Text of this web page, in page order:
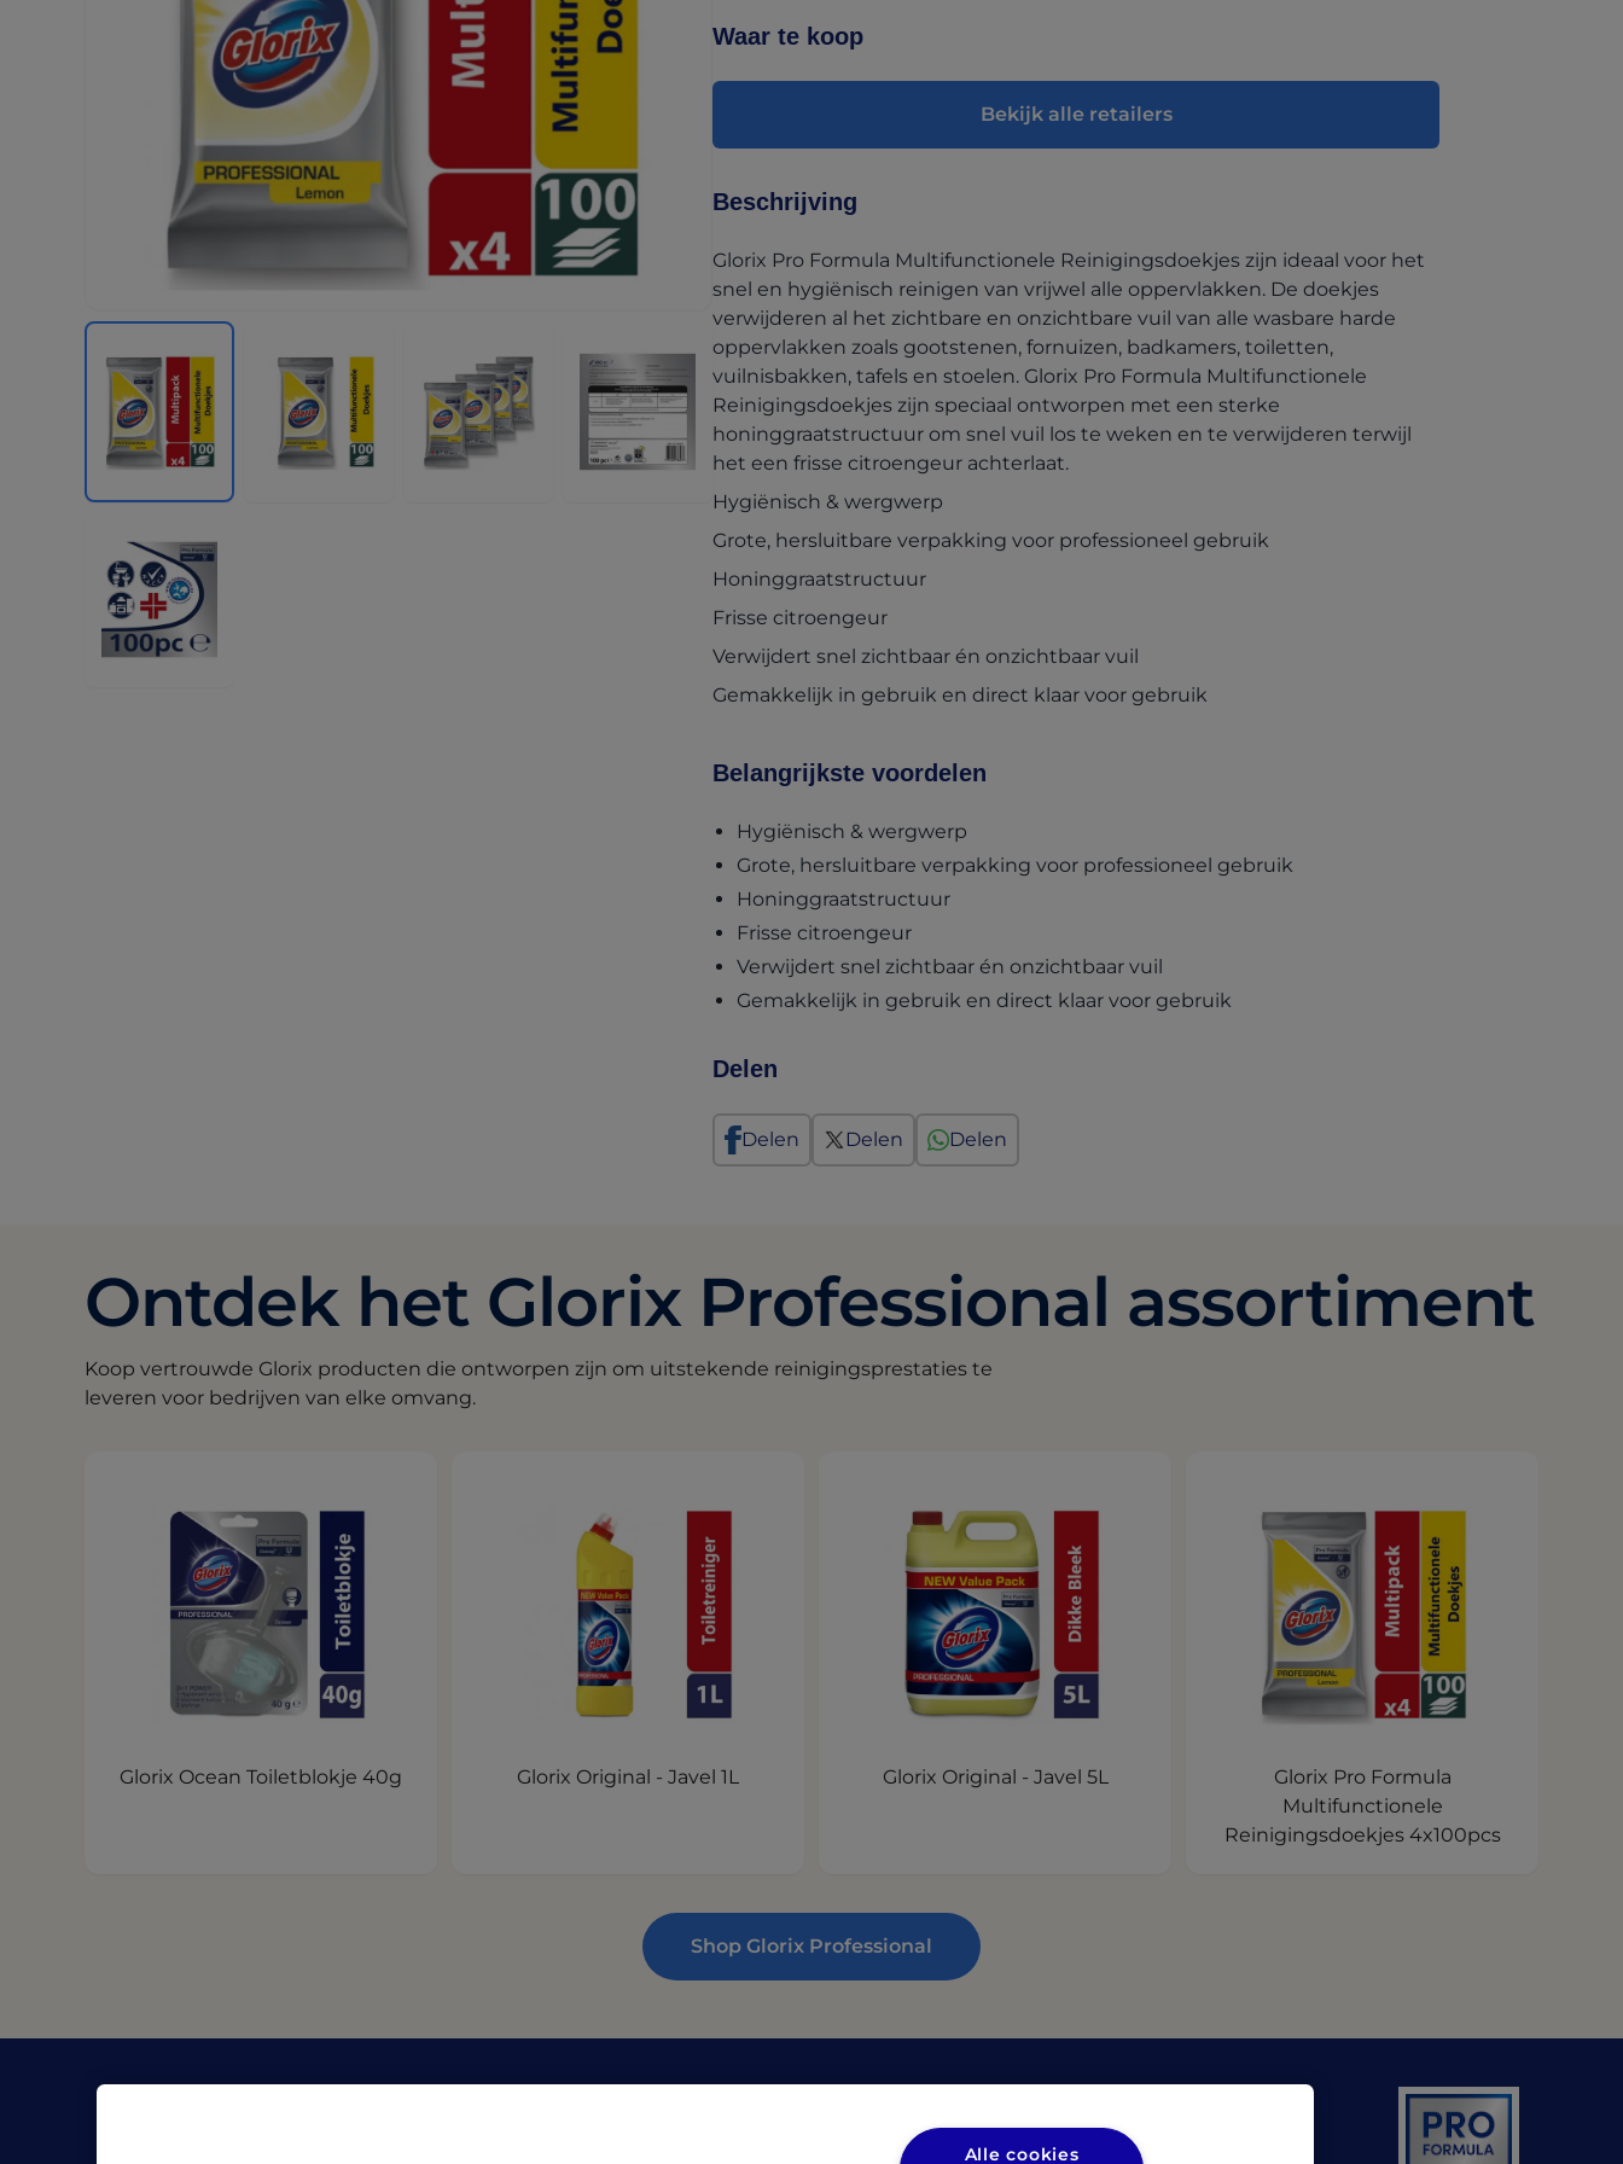
Waar te koop
Bekijk alle retailers
Beschrijving
Glorix Pro Formula Multifunctionele Reinigingsdoekjes zijn ideaal voor het
snel en hygiënisch reinigen van vrijwel alle oppervlakken. De doekjes
verwijderen al het zichtbare en onzichtbare vuil van alle wasbare harde
oppervlakken zoals gootstenen, fornuizen, badkamers, toiletten,
vuilnisbakken, tafels en stoelen. Glorix Pro Formula Multifunctionele
Reinigingsdoekjes zijn speciaal ontworpen met een sterke
honinggraatstructuur om snel vuil los te weken en te verwijderen terwijl
het een frisse citroengeur achterlaat.
Hygiënisch & wergwerp
Grote, hersluitbare verpakking voor professioneel gebruik
Honinggraatstructuur
Frisse citroengeur
Verwijdert snel zichtbaar én onzichtbaar vuil
Gemakkelijk in gebruik en direct klaar voor gebruik
Belangrijkste voordelen
Hygiënisch & wergwerp
Grote, hersluitbare verpakking voor professioneel gebruik
Honinggraatstructuur
Frisse citroengeur
Verwijdert snel zichtbaar én onzichtbaar vuil
Gemakkelijk in gebruik en direct klaar voor gebruik
Delen
Delen Delen Delen
Ontdek het Glorix Professional assortiment
Koop vertrouwde Glorix producten die ontworpen zijn om uitstekende reinigingsprestaties te
leveren voor bedrijven van elke omvang.
Glorix Ocean Toiletblokje 40g Glorix Original - Javel 1L Glorix Original - Javel 5L
Glorix Pro Formula
Multifunctionele
Reinigingsdoekjes 4x100pcs
Shop Glorix Professional
Privacybeleid UL
(opens in a new tab)
Alle cookies